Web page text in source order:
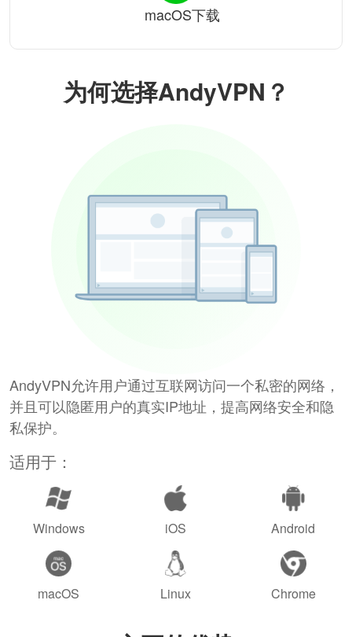
为何选择AndyVPN？
AndyVPN允许用户通过互联网访问一个私密的网络，
并且可以隐匿用户的真实IP地址，提高网络安全和隐
私保护。
适用于：
Windows iOS Android
macOS Linux Chrome
macOS下载